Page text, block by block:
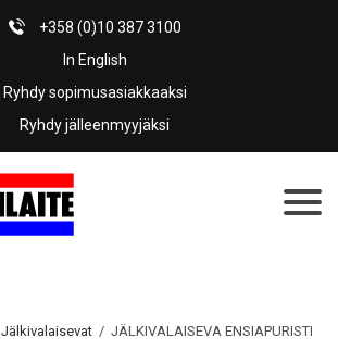
+358 (0)10 387 3100
In English
Ryhdy sopimusasiakkaaksi
Ryhdy jälleenmyyjäksi
Jälkivalaisevat / JÄLKIVALAISEVA ENSIAPURISTI